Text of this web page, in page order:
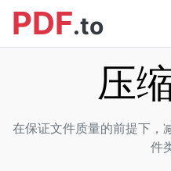
PDF.to
压
在保证文件质量的前提下，
件